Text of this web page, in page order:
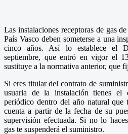
Las instalaciones receptoras de gas
País Vasco deben someterse a una
cinco años. Así lo establece el
septiembre, que entró en vigor el
sustituye a la normativa anterior, que
Si eres titular del contrato de
usuaria de la instalación tienes el
periódico dentro del año natural que
cuenta a partir de la fecha de su
supervisión efectuada. Si no lo
gas te suspenderá el suministro.